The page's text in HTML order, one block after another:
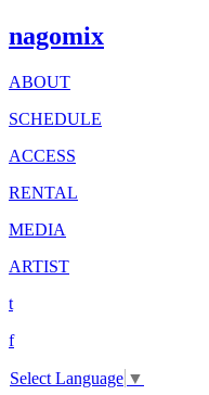
nagomix
ABOUT
SCHEDULE
ACCESS
RENTAL
MEDIA
ARTIST
t
f
Select Language ▼